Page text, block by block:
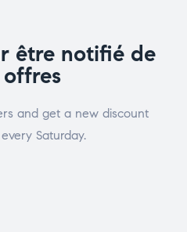
être notifié de
and get a new discount
Saturday.